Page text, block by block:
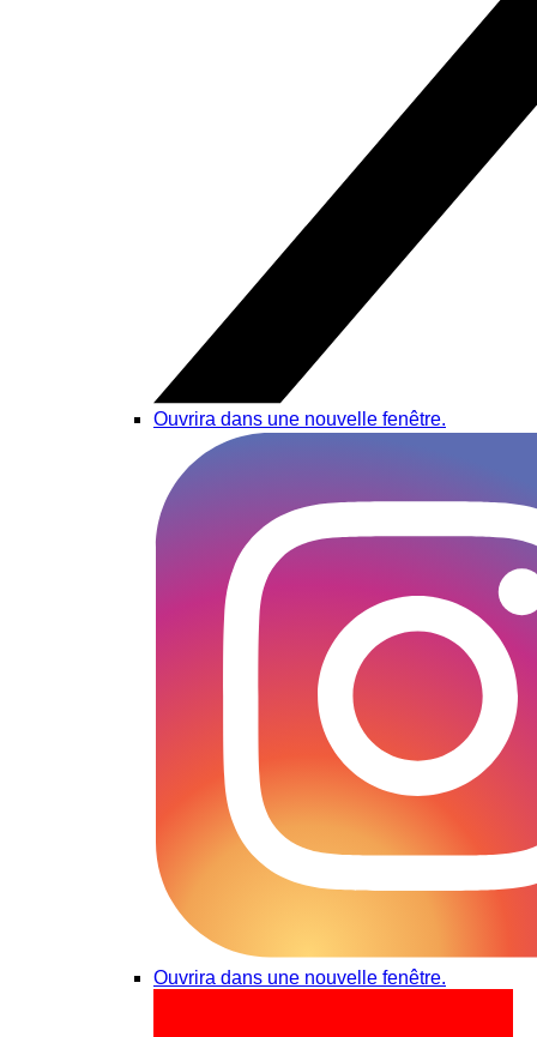
Ouvrira dans une nouvelle fenêtre.
Ouvrira dans une nouvelle fenêtre.